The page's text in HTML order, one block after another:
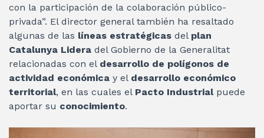
con la participación de la colaboración público-
privada”. El director general también ha resaltado
algunas de las líneas estratégicas del plan
Catalunya Lidera del Gobierno de la Generalitat
relacionadas con el desarrollo de polígonos de
actividad económica y el desarrollo económico
territorial, en las cuales el Pacto Industrialpuede
aportar su conocimiento.